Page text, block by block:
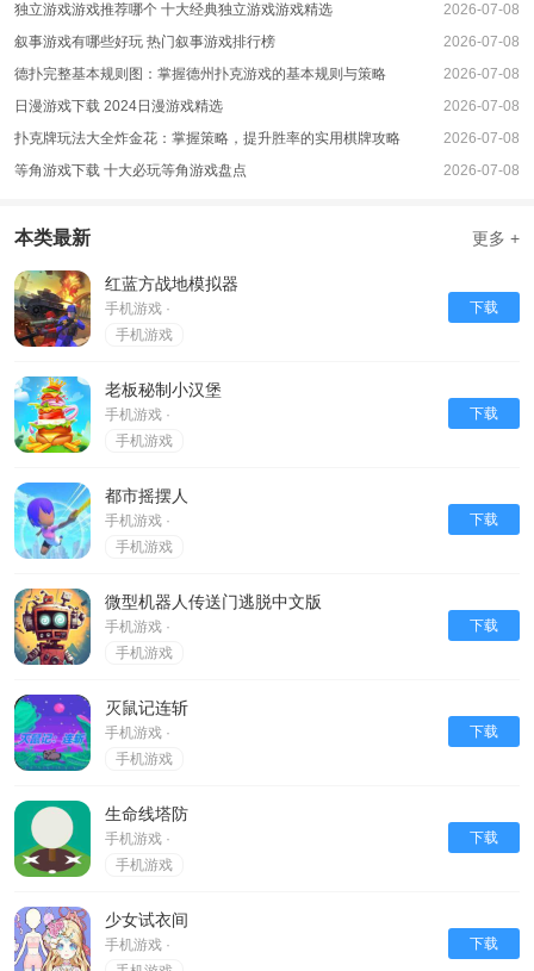
不过基本上打不过。这个鸟图我不晓得说什么。
3、航母：
方最强图，基本上蓝方被红方压着打。红方很容易给蓝方压力，而蓝方呵呵呵。
不过蓝方想赢可以调低bot数量，理论上人数越低越容易赢，毕竟红方有2点，有
飞机。
独立游戏游戏推荐哪个 十大经典独立游戏游戏精选
2026-07-08
叙事游戏有哪些好玩 热门叙事游戏排行榜
2026-07-08
德扑完整基本规则图：掌握德州扑克游戏的基本规则与策略
2026-07-08
日漫游戏下载 2024日漫游戏精选
2026-07-08
扑克牌玩法大全炸金花：掌握策略，提升胜率的实用棋牌攻略
2026-07-08
等角游戏下载 十大必玩等角游戏盘点
2026-07-08
本类最新 更多 +
红蓝方战地模拟器
手机游戏 ·
手机游戏
下载
老板秘制小汉堡
手机游戏 ·
手机游戏
下载
都市摇摆人
手机游戏 ·
手机游戏
下载
微型机器人传送门逃脱中文版
手机游戏 ·
手机游戏
下载
灭鼠记连斩
手机游戏 ·
手机游戏
下载
生命线塔防
手机游戏 ·
手机游戏
下载
少女试衣间
手机游戏 ·
下载